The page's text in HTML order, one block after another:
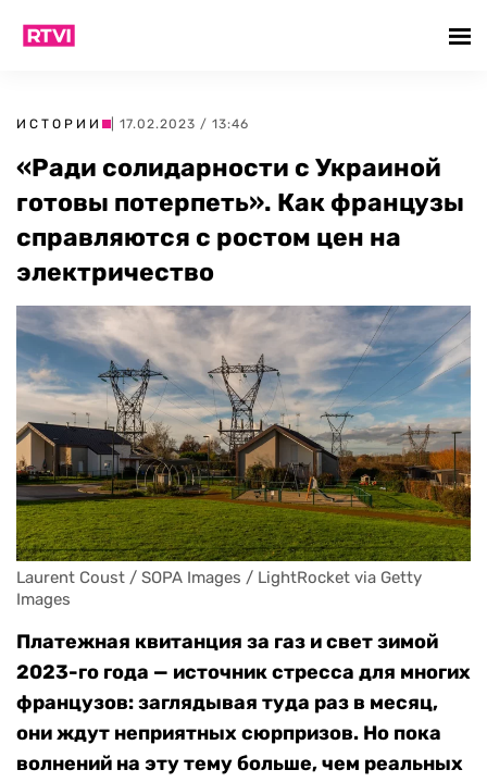
ИСТОРИИ | 17.02.2023 / 13:46
«Ради солидарности с Украиной
готовы потерпеть». Как французы
справляются с ростом цен на
электричество
Laurent Coust / SOPA Images / LightRocket via Getty
Images
Платежная квитанция за газ и свет зимой
2023-го года — источник стресса для многих
французов: заглядывая туда раз в месяц,
они ждут неприятных сюрпризов. Но пока
волнений на эту тему больше, чем реальных